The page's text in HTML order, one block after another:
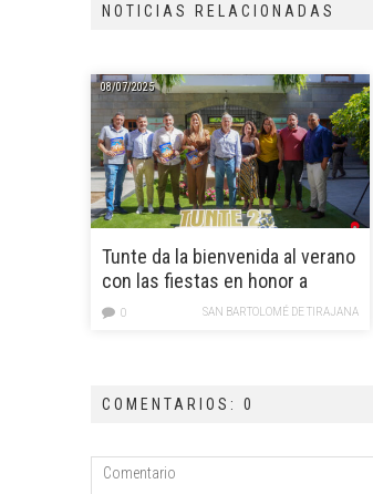
NOTICIAS RELACIONADAS
08/07/2025
Tunte da la bienvenida al verano
con las fiestas en honor a
Santiago Apóstol del 10 al 27 de
SAN BARTOLOMÉ DE TIRAJANA
0
COMENTARIOS: 0